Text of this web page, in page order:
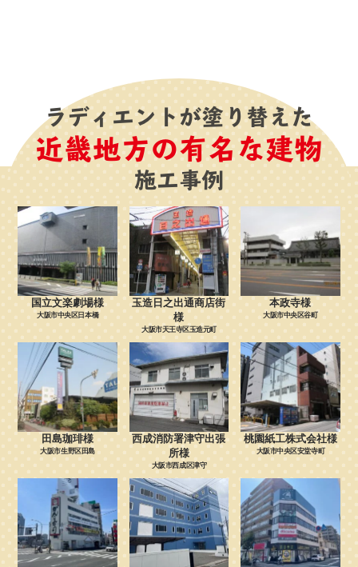
ラディエントが塗り替えた
近畿地方の有名な建物
施工事例
国立文楽劇場様
大阪市中央区日本橋
玉造日之出通商店街
様
大阪市天王寺区玉造元町
本政寺様
大阪市中央区谷町
田島珈琲様
大阪市生野区田島
西成消防署津守出張
所様
大阪市西成区津守
桃園紙工株式会社様
大阪市中央区安堂寺町